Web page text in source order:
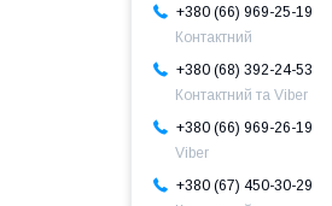
+380 (66) 969-25-19
Контактний
+380 (68) 392-24-53
Контактний та Viber
+380 (66) 969-26-19
Viber
+380 (67) 450-30-29